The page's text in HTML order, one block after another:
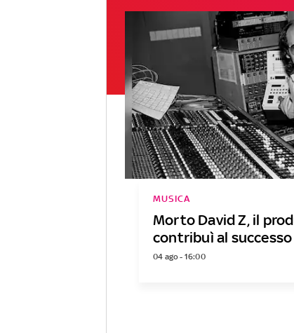
Morto David Z, il
contribuì al
MUSICA
04 ago - 16:00